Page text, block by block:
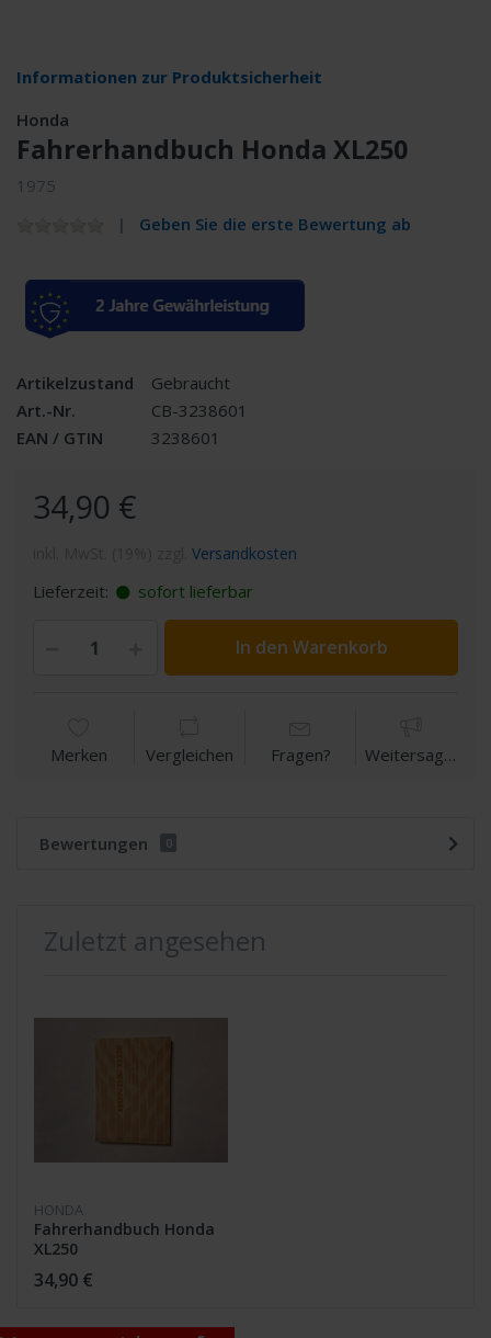
Informationen zur Produktsicherheit
Honda
Fahrerhandbuch Honda XL250
1975
Geben Sie die erste Bewertung ab
Artikelzustand
Gebraucht
Art.-Nr.
CB-3238601
EAN / GTIN
3238601
34,90 €
Versandkosten
Lieferzeit: sofort lieferbar
In den Warenkorb
Merken Vergleichen Fragen? Weitersagen
Bewertungen 0
Zuletzt angesehen
HONDA
Fahrerhandbuch Honda
XL250
34,90 €